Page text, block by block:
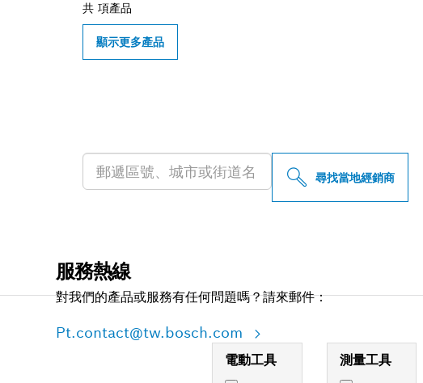
共 項產品
顯示更多產品
尋找當地經銷商
服務熱線
對我們的產品或服務有任何問題嗎？請來郵件：
Pt.contact@tw.bosch.com
電動工具 測量工具